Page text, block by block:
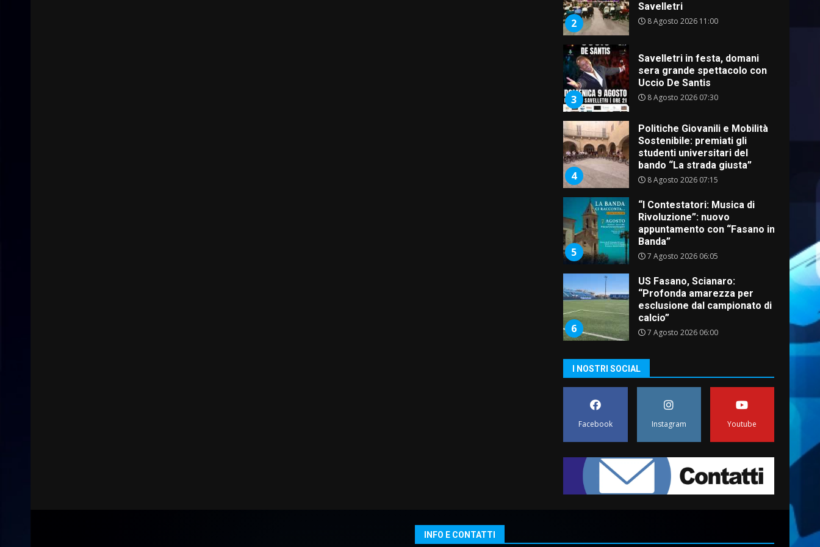
2
Savelletri
8 Agosto 2026 11:00
3
Savelletri in festa, domani
sera grande spettacolo con
Uccio De Santis
8 Agosto 2026 07:30
4
Politiche Giovanili e Mobilità
Sostenibile: premiati gli
studenti universitari del
bando “La strada giusta”
8 Agosto 2026 07:15
5
“I Contestatori: Musica di
Rivoluzione”: nuovo
appuntamento con “Fasano in
Banda”
7 Agosto 2026 06:05
6
US Fasano, Scianaro:
“Profonda amarezza per
esclusione dal campionato di
calcio”
7 Agosto 2026 06:00
Fasanese ferito a colpi di
ricorrere per ottenere
l’iscrizione
8 Agosto 2026 19:55
Savelletri
I NOSTRI SOCIAL
Facebook Instagram Youtube
INFO E CONTATTI